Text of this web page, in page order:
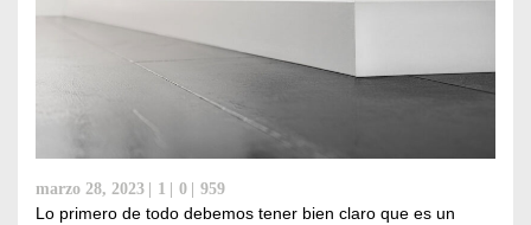
marzo 28, 2023 1 0 959
Lo primero de todo debemos tener bien claro que es un